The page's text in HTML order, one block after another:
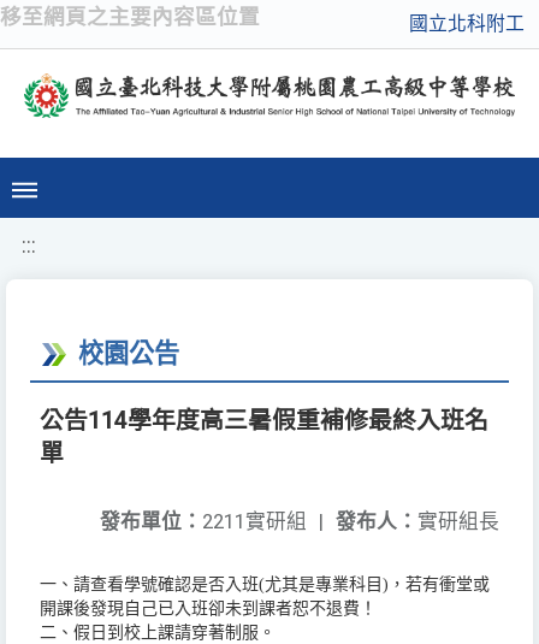
移至網頁之主要內容區位置 國立北科附工
:::
校園公告
公告114學年度高三暑假重補修最終入班名
單
發布人： 實研組長
發布單位： 2211實研組 |
一、請查看學號確認是否入班(尤其是專業科目)，若有衝堂或
開課後發現自己已入班卻未到課者恕不退費！
二、假日到校上課請穿著制服。